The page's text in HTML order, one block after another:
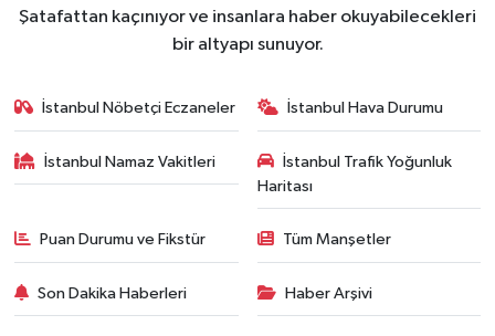
Şatafattan kaçınıyor ve insanlara haber okuyabilecekleri
bir altyapı sunuyor.
İstanbul Nöbetçi Eczaneler İstanbul Hava Durumu
İstanbul Namaz Vakitleri
İstanbul Trafik Yoğunluk
Haritası
Puan Durumu ve Fikstür Tüm Manşetler
Son Dakika Haberleri Haber Arşivi